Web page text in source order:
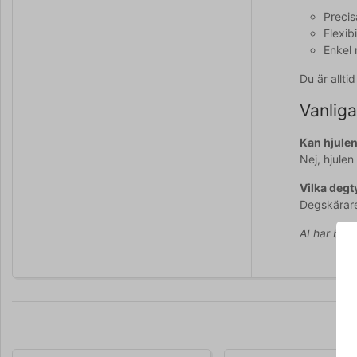
Enkel
Du är
Kan
Nej,
Vilka
AI har